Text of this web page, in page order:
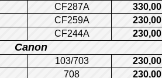
CF287A 330,00
CF259A 230,00
CF244A 230,00
Canon
103/703 230,00
708 230,00